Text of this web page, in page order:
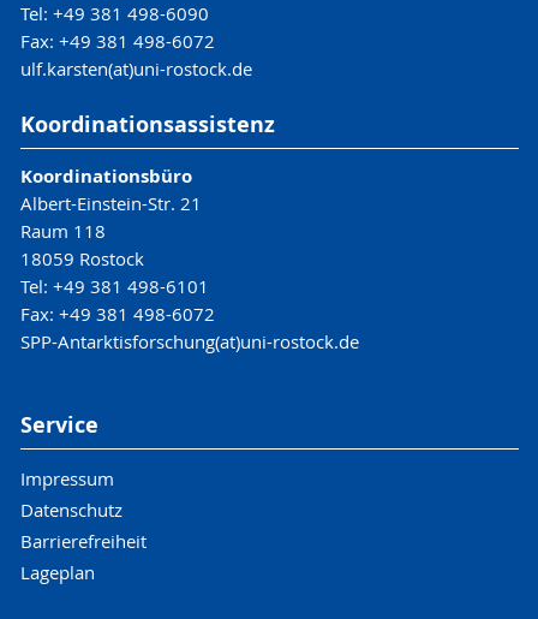
Tel: +49 381 498-6090
Fax: +49 381 498-6072
ulf.karsten(at)uni-rostock.de
Koordinationsassistenz
Koordinationsbüro
Albert-Einstein-Str. 21
Raum 118
18059 Rostock
Tel: +49 381 498-6101
Fax: +49 381 498-6072
SPP-Antarktisforschung(at)uni-rostock.de
Service
Impressum
Datenschutz
Barrierefreiheit
Lageplan